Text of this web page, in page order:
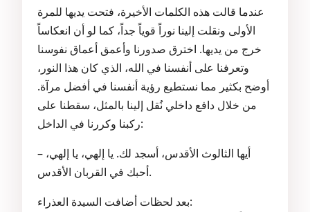
عندما قالت هذه الكلمات الأخيرة، فتحت يديها للمرة
الأولى ونقلت إلينا نوراً قوياً جداً، كما لو أن انعكاساً
خرج من يديها. اخترق صدورنا وأعمق أعماق نفوسنا
وتعرفنا على أنفسنا في الله، الذي كان هذا النور،
أوضح بكثير مما نستطيع رؤية أنفسنا في أفضل مرآة.
من خلال دافع داخلي نُقل إلينا بالمثل، سقطنا على
ركبنا وكررنا في الداخل:
– أيها الثالوث الأقدس، أسجد لك. يا إلهي، يا إلهي،
أحبك في القربان الأقدس.
بعد لحظات أضافت السيدة العذراء: